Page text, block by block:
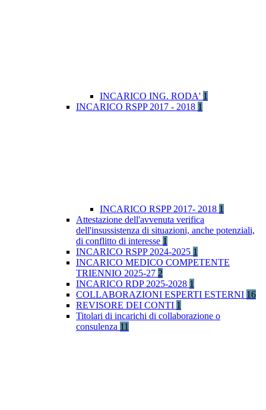
INCARICO ING. RODA' 1
INCARICO RSPP 2017 - 2018 1
INCARICO RSPP 2017- 2018 1
Attestazione dell'avvenuta verifica
dell'insussistenza di situazioni, anche potenziali,
di conflitto di interesse 1
INCARICO RSPP 2024-2025 1
INCARICO MEDICO COMPETENTE
TRIENNIO 2025-27 2
INCARICO RDP 2025-2028 1
COLLABORAZIONI ESPERTI ESTERNI 16
REVISORE DEI CONTI 1
Titolari di incarichi di collaborazione o
consulenza 11